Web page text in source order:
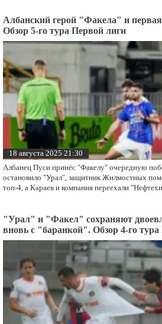
Албанский герой "Факела" и
Обзор 5-го тура Первой лиги
18 августа 2025 21:30
Албанец Пуси принёс "Факелу" очередную
остановило "Урал", защитник Жилмостных
топ-4, а Караев и компания переехали
"Урал" и "Факел" сохраняют
вновь с "баранкой". Обзор 4-го